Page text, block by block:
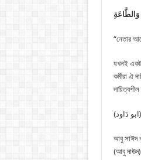
“নেতার
যখনই
কর্মীরা ঐ
دَاود)
আবু সাঈদ
(আবু দাঊদ)